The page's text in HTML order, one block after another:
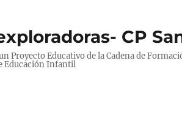
CP
Proyecto Educativo de la Cadena de
Educación Infantil